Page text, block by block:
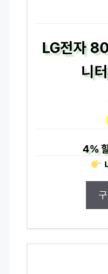
LG전자
니
4%